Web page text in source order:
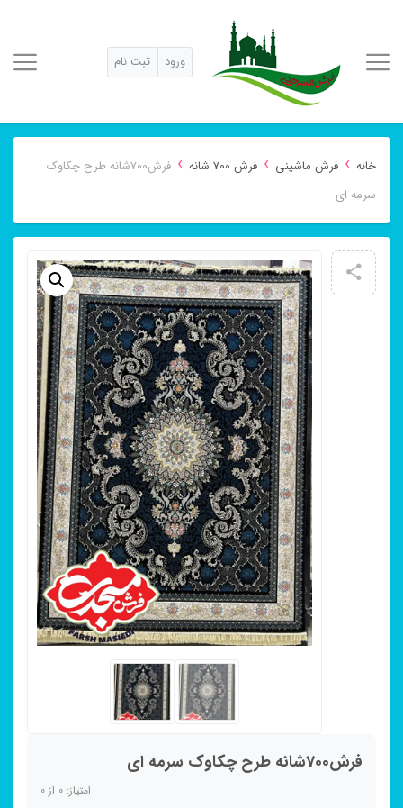
ورود ثبت نام
خانه › فرش ماشینی › فرش 700 شانه ›
فرش700شانه طرح چکاوک
سرمه ای
فرش700شانه طرح چکاوک سرمه ای
امتیاز: 0 از 0